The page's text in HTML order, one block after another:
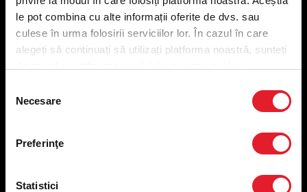
le pot combina cu alte informații oferite de dvs. sau
culese în urma folosirii serviciilor lor. În cazul în care
alegeți să continuați să utilizați platforma noastră, sunteți
consimțământului
Necesare
Preferinţe
Statistici
Abonare Newsletter
Contact
Utile
Politica privind prelucrarea datelor
Condiții de desfășurare „Descarcă KFC APP”